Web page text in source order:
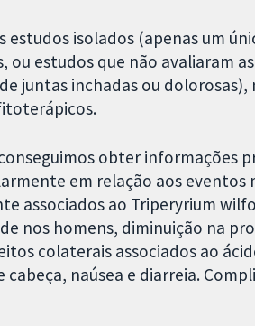
estudos isolados (apenas um
ou estudos que não avaliaram
juntas inchadas ou
obter informações
em relação aos eventos
associados ao Triperyrium
nos homens, diminuição na
colaterais associados ao
naúsea e diarreia.